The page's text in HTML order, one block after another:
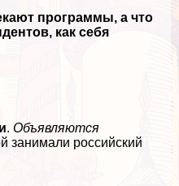
программы, а что
как себя
.Объявляются
занимали российский